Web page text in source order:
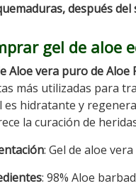
después
gel de aloe
Aloe vera puro de Aloe
más utilizadas para
es hidratante y
la curación de
: Gel de aloe
: 98% Aloe